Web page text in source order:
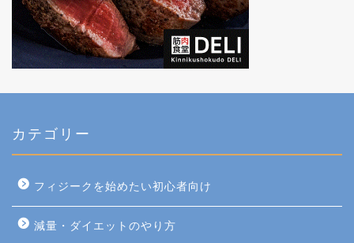
カテゴリー
フィジークを始めたい初心者向け
減量・ダイエットのやり方